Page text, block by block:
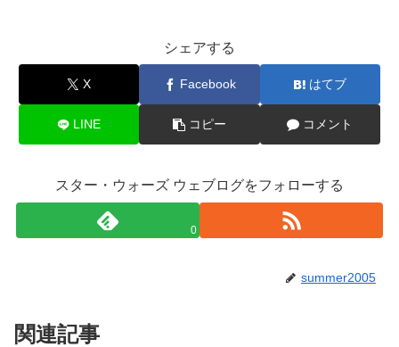
シェアする
X Facebook はてブ
LINE コピー コメント
スター・ウォーズ ウェブログをフォローする
0
summer2005
関連記事